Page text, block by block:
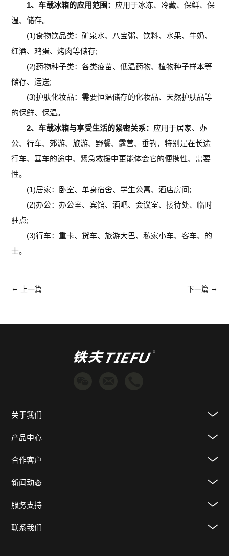
1、车载冰箱的应用范围： 应用于冰冻、冷藏、保鲜、保
温、储存。
(1)食物饮品类：矿泉水、八宝粥、饮料、水果、牛奶、
红酒、鸡蛋、烤肉等储存;
(2)药物种子类：各类疫苗、低温药物、植物种子样本等
储存、运送;
(3)护肤化妆品：需要恒温储存的化妆品、天然护肤品等
的保鲜、保温。
2、车载冰箱与享受生活的紧密关系： 应用于居家、办
公、行车、郊游、旅游、野餐、露营、垂钓，特别是在长途
行车、塞车的途中、紧急救援中更能体会它的便携性、需要
性。
(1)居家：卧室、单身宿舍、学生公寓、酒店房间;
(2)办公：办公室、宾馆、酒吧、会议室、接待处、临时
驻点;
(3)行车：重卡、货车、旅游大巴、私家小车、客车、的
士。
← 上一篇 下一篇 →
关于我们
产品中心
合作客户
新闻动态
服务支持
联系我们